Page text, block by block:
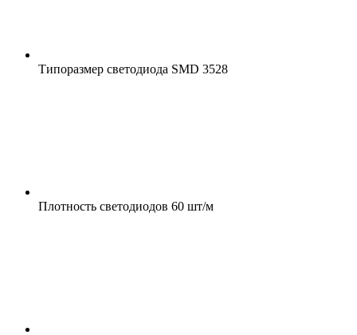
Типоразмер светодиода SMD 3528
Плотность светодиодов 60 шт/м